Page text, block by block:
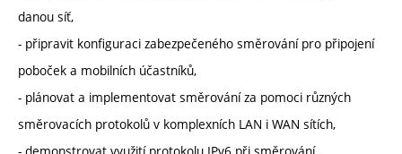
danou síť,
- připravit konfiguraci zabezpečeného směrování pro připojení
poboček a mobilních účastníků,
- plánovat a implementovat směrování za pomoci různých
směrovacích protokolů v komplexních LAN i WAN sítích,